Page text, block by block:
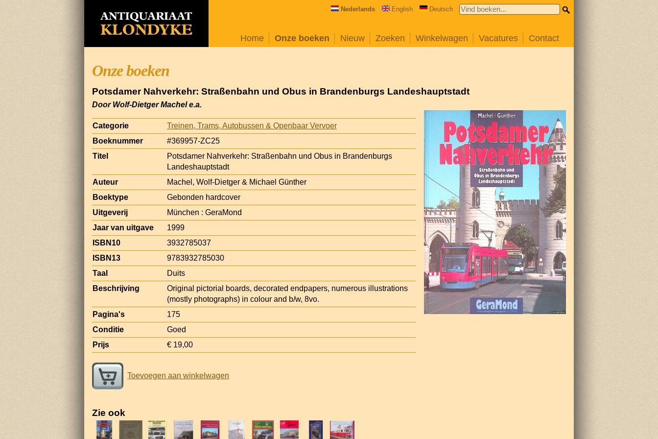
Nederlands English Deutsch
Home Onze boeken Nieuw Zoeken Winkelwagen Vacatures Contact
Onze boeken
Potsdamer Nahverkehr: Straßenbahn und Obus in Brandenburgs Landeshauptstadt
Door Wolf-Dietger Machel e.a.
Categorie
Treinen, Trams, Autobussen & Openbaar Vervoer
Boeknummer
#369957-ZC25
Titel
Potsdamer Nahverkehr: Straßenbahn und Obus in Brandenburgs
Landeshauptstadt
Auteur
Machel, Wolf-Dietger & Michael Günther
Boektype
Gebonden hardcover
Uitgeverij
München : GeraMond
Jaar van uitgave
1999
ISBN10
3932785037
ISBN13
9783932785030
Taal
Duits
Beschrijving
Original pictorial boards, decorated endpapers, numerous illustrations
(mostly photographs) in colour and b/w, 8vo.
Pagina's
175
Conditie
Goed
Prijs
€ 19,00
Toevoegen aan winkelwagen
Zie ook